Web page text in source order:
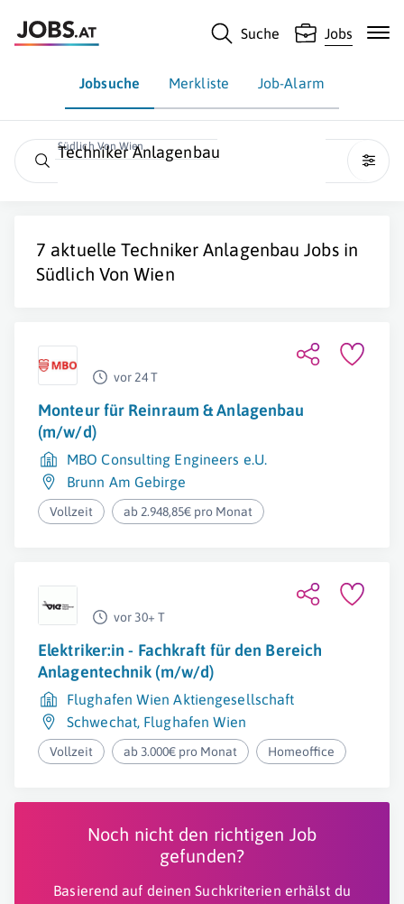
Suche Jobs
Jobsuche Merkliste Job-Alarm
Südlich Von Wien
Techniker Anlagenbau
7 aktuelleTechniker Anlagenbau Jobs in
Südlich Von Wien
vor 24 T
Monteur für Reinraum & Anlagenbau
(m/w/d)
MBO Consulting Engineers e.U.
Brunn Am Gebirge
Vollzeit ab 2.948,85€ pro Monat
vor 30+ T
Elektriker:in - Fachkraft für den Bereich
Anlagentechnik (m/w/d)
Flughafen Wien Aktiengesellschaft
Schwechat, Flughafen Wien
Vollzeit ab 3.000€ pro Monat Homeoffice
Noch nicht den richtigen Job
gefunden?
Basierend auf deinen Suchkriterien erhälst du